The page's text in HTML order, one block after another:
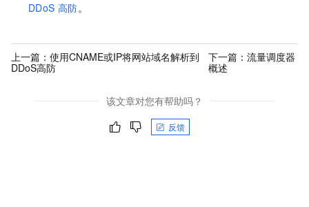
DDoS 高防。
上一篇： 使用CNAME或IP将网站域名解析到
DDoS高防
下一篇： 流量调度器
概述
该文章对您有帮助吗？
反馈